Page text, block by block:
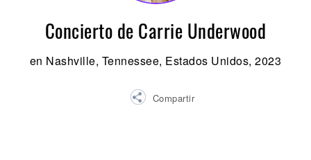
Concierto de Carrie Underwood
en Nashville, Tennessee, Estados Unidos, 2023
Compartir